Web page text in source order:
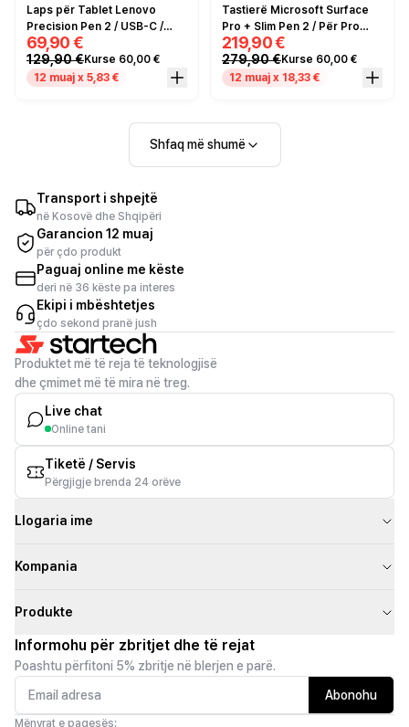
Laps për Tablet Lenovo
Precision Pen 2 / USB-C /
Bluetooth / Hiri
69,90 €
129,90 €Kurse 60,00 €
12 muaj x 5,83 €
Tastierë Microsoft Surface
Pro + Slim Pen 2 / Për Pro
10/11 / E zezë
219,90 €
279,90 €Kurse 60,00 €
12 muaj x 18,33 €
Shfaq më shumë
Transport i shpejtë
në Kosovë dhe Shqipëri
Garancion 12 muaj
për çdo produkt
Paguaj online me këste
deri në 36 këste pa interes
Ekipi i mbështetjes
çdo sekond pranë jush
Produktet më të reja të teknologjisë
dhe çmimet më të mira në treg.
Live chat
Online tani
Tiketë / Servis
Përgjigje brenda 24 orëve
Llogaria ime
Kompania
Produkte
Informohu për zbritjet dhe të rejat
Poashtu përfitoni 5% zbritje në blerjen e parë.
Abonohu
Mënyrat e pagesës: